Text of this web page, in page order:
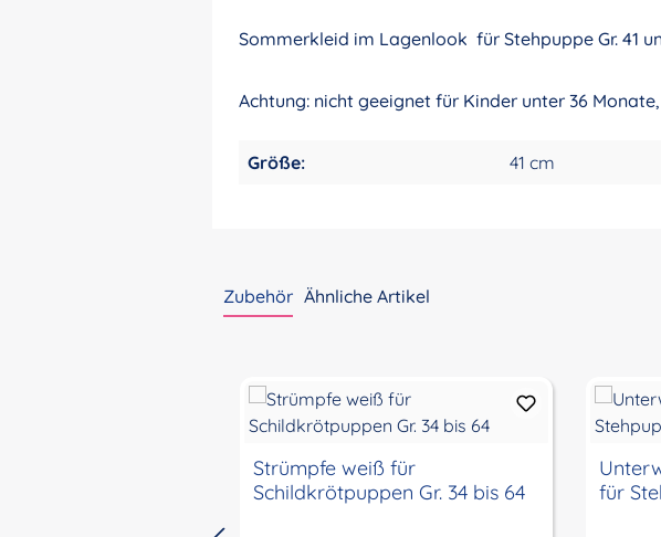
Sommerkleid im Lagenlook für Stehpuppe Gr. 41
Achtung: nicht geeignet für Kinder unter 36
Größe: 41 cm
Zubehör Ähnliche Artikel
Strümpfe weiß für
Schildkrötpuppen Gr. 34 bis 64
für